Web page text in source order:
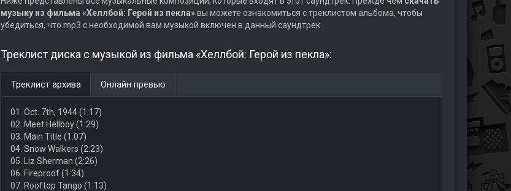
музыку из фильма «Хеллбой: Герой из пекла»вы можете ознакомиться с треклистом альбома, чтобы
убедиться, что mp3 с необходимой вам музыкой включен в данный саундтрек.
Треклист диска с музыкой из фильма «Хеллбой: Герой из пекла»:
Треклист архива Онлайн превью
01. Oct. 7th, 1944 (1:17)
02. Meet Hellboy (1:29)
03. Main Title (1:07)
04. Snow Walkers (2:23)
05. Liz Sherman (2:26)
06. Fireproof (1:34)
07. Rooftop Tango (1:13)